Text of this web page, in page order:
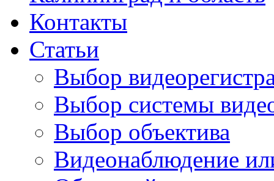
Контакты
Статьи
Выбор
Выбор системы
Выбор объектива
Видеонаблюдение